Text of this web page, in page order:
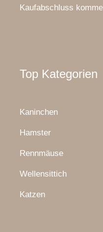
Kaufabschluss
Top Kategorien
Kaninchen
Hamster
Rennmäuse
Wellensittich
Katzen